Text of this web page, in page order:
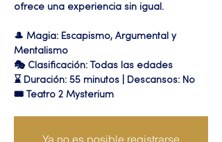
ofrece una experiencia sin igual.
🎩 Magia: Escapismo, Argumental y
Mentalismo
🎭 Clasificación: Todas las edades
⌛ Duración: 55 minutos | Descansos: No
🎟 Teatro 2 Mysterium
Ya no es posible registrarse